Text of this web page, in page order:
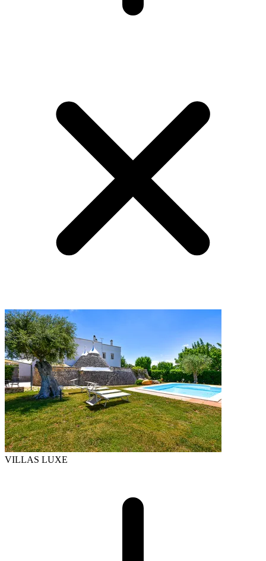
VILLAS LUXE